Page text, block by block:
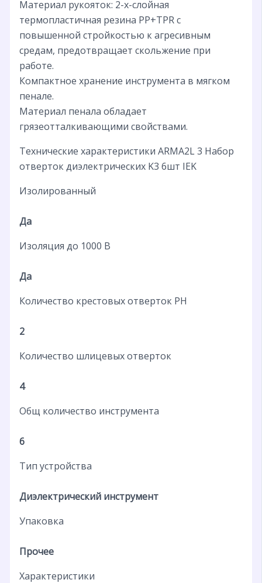
Материал рукояток: 2-х-слойная
термопластичная резина PP+TPR с
повышенной стройкостью к агресивным
средам, предотвращает скольжение при
работе.
Компактное хранение инструмента в мягком
пенале.
Материал пенала обладает
грязеотталкивающими свойствами.
Технические характеристики ARMA2L 3 Набор
отверток диэлектрических K3 6шт IEK
Изолированный
Да
Изоляция до 1000 В
Да
Количество крестовых отверток PH
2
Количество шлицевых отверток
4
Общ количество инструмента
6
Тип устройства
Диэлектрический инструмент
Упаковка
Прочее
Характеристики